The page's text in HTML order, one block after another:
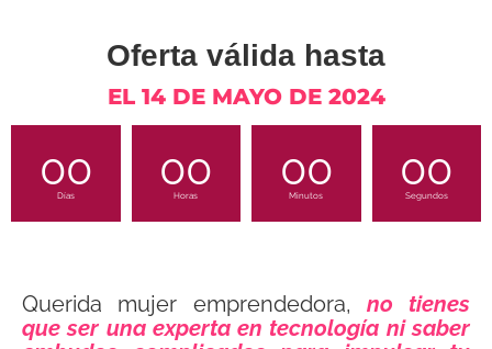
Oferta válida hasta
EL 14 DE MAYO DE 2024
00
Días
00
Horas
00
Minutos
00
Segundos
Querida mujer emprendedora, no tienes
que ser una experta en tecnología ni saber